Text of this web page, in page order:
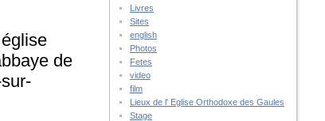
de
Livres
Sites
english
Photos
Fetes
video
film
Lieux de l' Eglise Orthodoxe des Gaules
Stage